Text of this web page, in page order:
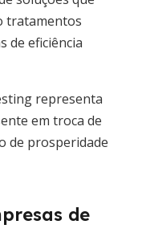
tratamentos
de eficiência
representa
em troca de
de prosperidade
de